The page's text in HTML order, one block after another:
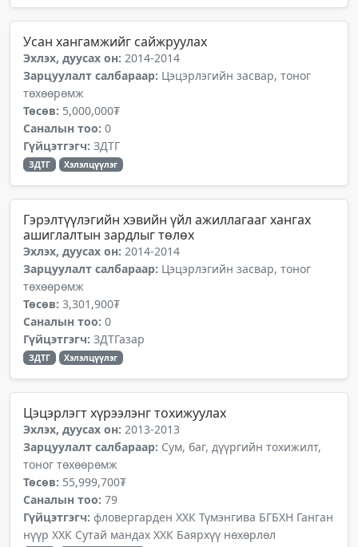
Усан хангамжийг сайжруулах
Эхлэх, дуусах он: 2014-2014
Зарцуулалт салбараар: Цэцэрлэгийн засвар, тоног
төхөөрөмж
Төсөв: 5,000,000₮
Саналын тоо: 0
Гүйцэтгэгч: ЗДТГ
ЗДТГ Хэлэлцүүлэг
Гэрэлтүүлэгийн хэвийн үйл ажиллагааг хангах
ашиглалтын зардлыг төлөх
Эхлэх, дуусах он: 2014-2014
Зарцуулалт салбараар: Цэцэрлэгийн засвар, тоног
төхөөрөмж
Төсөв: 3,301,900₮
Саналын тоо: 0
Гүйцэтгэгч: ЗДТГазар
ЗДТГ Хэлэлцүүлэг
Цэцэрлэгт хүрээлэнг тохижуулах
Эхлэх, дуусах он: 2013-2013
Зарцуулалт салбараар: Сум, баг, дүүргийн тохижилт,
тоног төхөөрөмж
Төсөв: 55,999,700₮
Саналын тоо: 79
Гүйцэтгэгч: фловергарден ХХК Түмэнгива БГБХН Ганган
нүүр ХХК Сутай мандах ХХК Баярхүү нөхөрлөл